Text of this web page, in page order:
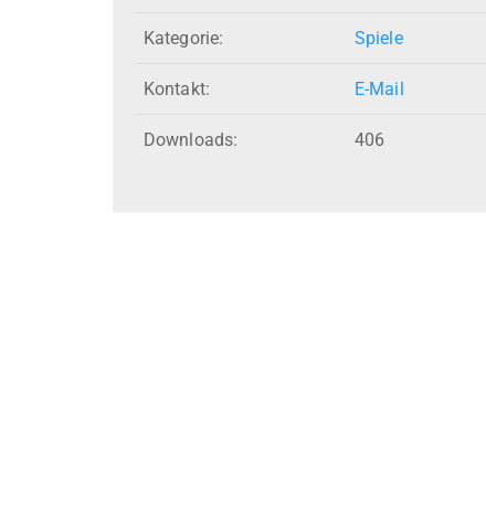
Kategorie: Spiele
Kontakt: E-Mail
Downloads: 406